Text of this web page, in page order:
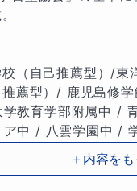
に答えてもらえな
多くいただいてき
習量の確保」
噛み合わせることで
（自己推薦型）/
推薦型）/ 鹿児島修
教育学部附属中 /
中 / 八雲学園中 /
＋内容を